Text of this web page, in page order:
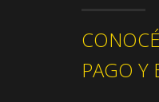
PAGO Y